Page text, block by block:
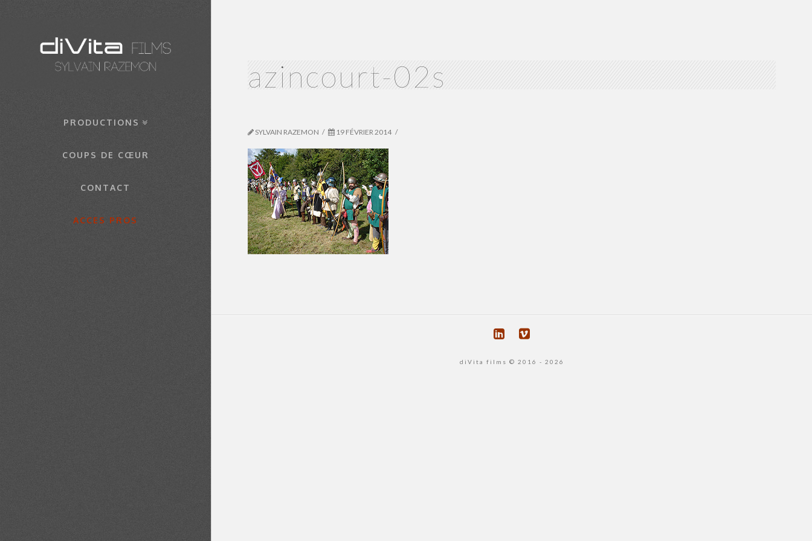
PRODUCTIONS
COUPS DE CŒUR
CONTACT
ACCES PROS
azincourt-02s
SYLVAIN RAZEMON 19 FÉVRIER 2014
diVita films © 2016 - 2026